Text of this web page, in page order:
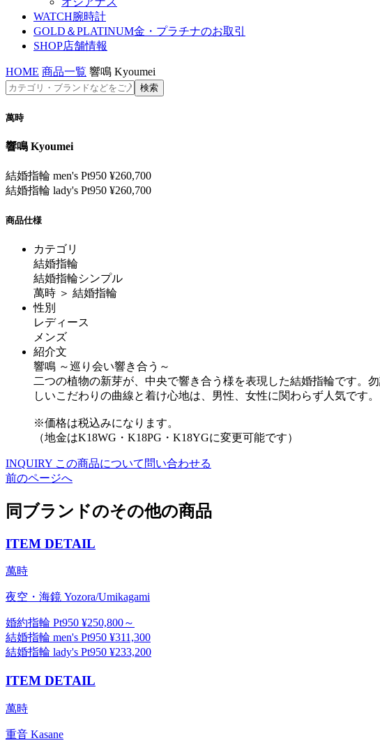
WATCH腕時計
GOLD＆PLATINUM金・プラチナのお取引
SHOP店舗情報
HOME 商品一覧 響鳴 Kyoumei
萬時
響鳴 Kyoumei
結婚指輪 men's Pt950 ¥260,700
結婚指輪 lady's Pt950 ¥260,700
商品仕様
カテゴリ
結婚指輪
結婚指輪シンプル
萬時 ＞ 結婚指輪
性別
レディース
メンズ
紹介文
響鳴 ～巡り会い響き合う～
二つの植物の新芽が、中央で響き合う様を表現した結婚指輪です。
しいこだわりの曲線と着け心地は、男性、女性に関わらず人気です。
※価格は税込みになります。
（地金はK18WG・K18PG・K18YGに変更可能です）
INQUIRY この商品について問い合わせる
前のページへ
同ブランドのその他の商品
ITEM DETAIL
萬時
夜空・海鏡 Yozora/Umikagami
婚約指輪 Pt950 ¥250,800～
結婚指輪 men's Pt950 ¥311,300
結婚指輪 lady's Pt950 ¥233,200
ITEM DETAIL
萬時
重音 Kasane